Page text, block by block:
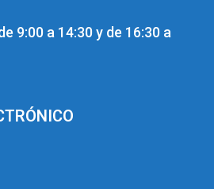
9:00 a 14:30 y de 16:30 a